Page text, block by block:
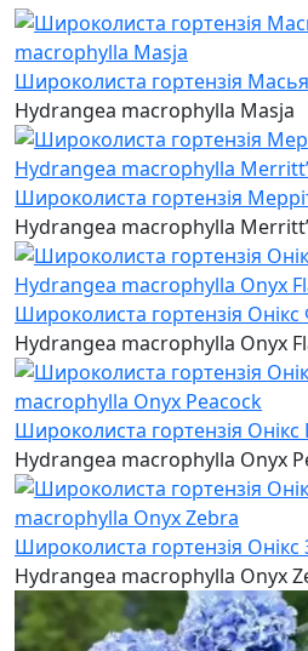
Широколиста гортензія Масья
Hydrangea macrophylla Masja
Широколиста гортензія
Hydrangea macrophylla
Широколиста гортензія Онікс
Hydrangea macrophylla Onyx
Широколиста гортензія Онікс
Hydrangea macrophylla Onyx
Широколиста гортензія Онікс
Hydrangea macrophylla Onyx